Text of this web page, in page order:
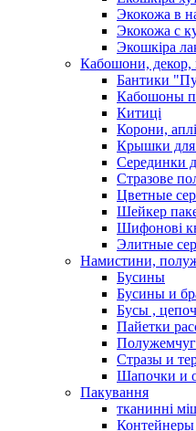
Экокожа в
Экокожа с
Экошкiра
Кабошони, декор,
Бантики
Кабошоны
Китиці
Корони,
Крышки для
Серединки
Стразове
Цветные
Шейкер
Шифонові
Элитные
Намистини,
Бусины
Бусины и
Бусы ,
Пайетки
Полужемчуг
Стразы и
Шапочки и
Пакування
тканинні
Контейнеры